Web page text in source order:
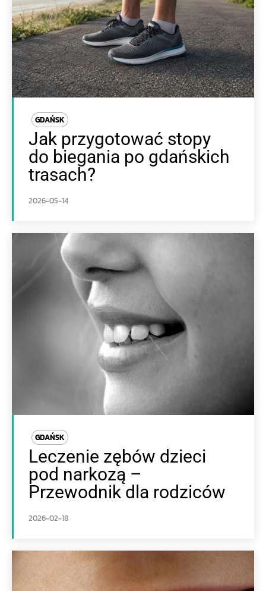
GDAŃSK
Jak przygotować stopy
do biegania po gdańskich
trasach?
2026-05-14
GDAŃSK
Leczenie zębów dzieci
pod narkozą –
Przewodnik dla rodziców
2026-02-18